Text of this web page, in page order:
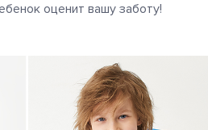
оценит вашу заботу!